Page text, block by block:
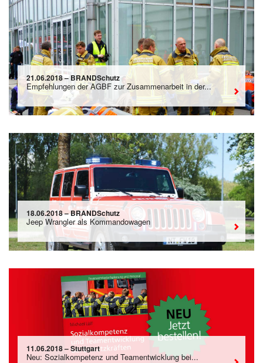
21.06.2018 – BRANDSchutz
Empfehlungen der AGBF zur Zusammenarbeit in der...
18.06.2018 – BRANDSchutz
Jeep Wrangler als Kommandowagen
11.06.2018 – Stuttgart
Neu: Sozialkompetenz und Teamentwicklung bei...